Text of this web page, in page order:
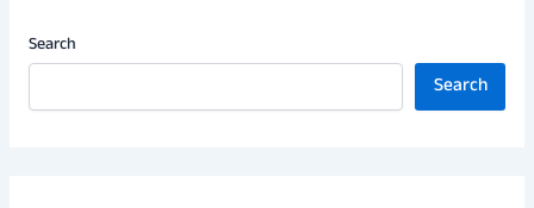
Search
Search